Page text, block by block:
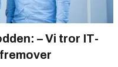
– Vi tror IT-